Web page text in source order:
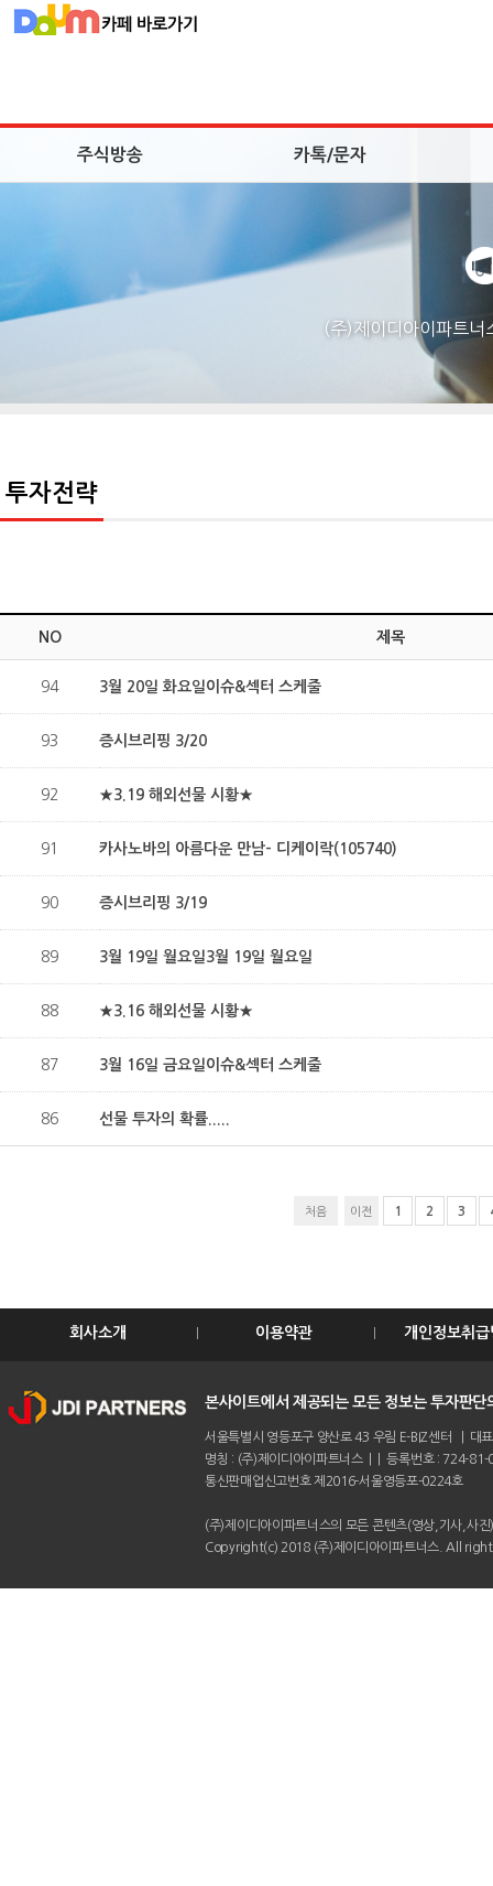
주식방송 카톡/문자
(주)제이디아이파트너
투자전략
NO 제목
94 3월 20일 화요일이슈&섹터 스케줄
93 증시브리핑 3/20
92 ★3.19 해외선물 시황★
91 카사노바의 아름다운 만남- 디케이락(105740)
90 증시브리핑 3/19
89 3월 19일 월요일3월 19일 월요일
88 ★3.16 해외선물 시황★
87 3월 16일 금요일이슈&섹터 스케줄
86 선물 투자의 확률.....
처음 이전 1 2 3
회사소개 이용약관 개인정보취급
본사이트에서 제공되는 모든 정보는 투자판
서울특별시 영등포구 양산로 43 우림 E-BIZ센터 |
명칭 : (주)제이디아이파트너스 | | 등록번호 : 724-
통신판매업신고번호 제2016-서울영등포-0224호
(주)제이디아이파트너스의 모든 콘텐츠(영상,기사,사
Copyright(c) 2018 (주)제이디아이파트너스. All